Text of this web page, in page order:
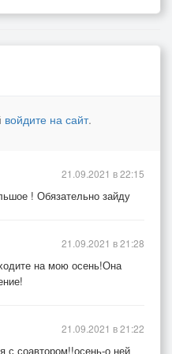
войдите на сайт.
! Обязательно зайду
21.09.2021 в 22:15
на мою осень!Она
21.09.2021 в 21:28
с соавтором!!осень-о ней
21.09.2021 в 21:22